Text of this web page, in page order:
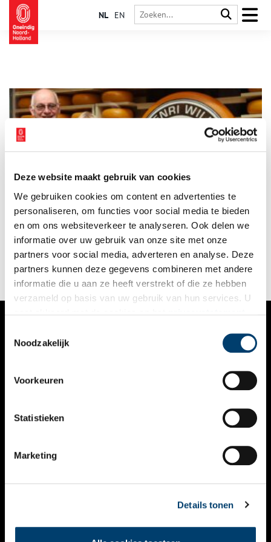
Deze website maakt gebruik van cookies
We gebruiken cookies om content en advertenties te
personaliseren, om functies voor social media te bieden
en om ons websiteverkeer te analyseren. Ook delen we
informatie over uw gebruik van onze site met onze
partners voor social media, adverteren en analyse. Deze
partners kunnen deze gegevens combineren met andere
informatie die u aan ze heeft verstrekt of die ze hebben
verzameld op basis van uw gebruik van hun services. U
Noodzakelijk
Voorkeuren
Statistieken
Marketing
Details tonen
NL EN
In elke toeristische plaats in Noord-Holland vind je
tegenwoordig een kaaswinkel van Henri Willig. Van de
proefkelder aan de Amsterdamse bloemenmarkt tot de
karakteristieke Catharina Hoeve op de Zaanse Schans: het
merk Henri Willig is niet meer weg te denken uit de
kaaswereld. Hoe heeft deze boer uit Katwoude in korte tijd
zo’n kaasimperium weten op te bouwen?
VERHALEN
KALENDER
THEMA’S
VIDEO’S
CONTACT